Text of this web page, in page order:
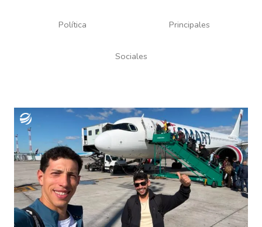
Política Principales
Sociales